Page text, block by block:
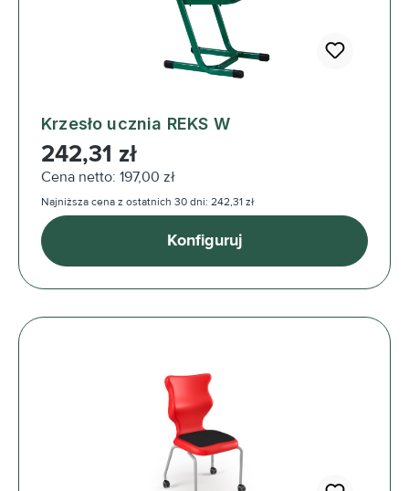
Krzesło ucznia REKS W
Cena regularna:
242,31 zł
Cena netto: 197,00 zł
Najniższa cena z ostatnich 30 dni: 242,31 zł
Konfiguruj